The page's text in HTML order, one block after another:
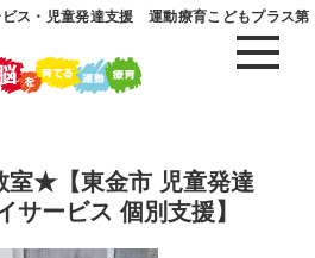
ス・児童発達支援 運動療育こどもプラス第
室★【東金市 児童発達
サービス 個別支援】